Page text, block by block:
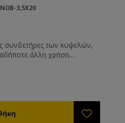
3,5X20
συνδετήρες των κυψελών,
άλλη χρήση.